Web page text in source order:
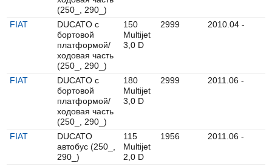
(250_, 290_)
FIAT
DUCATO c
бортовой
платформой/
ходовая часть
(250_, 290_)
150
Multijet
3,0 D
2999 2010.04 -
FIAT
DUCATO c
бортовой
платформой/
ходовая часть
(250_, 290_)
180
Multijet
3,0 D
2999 2011.06 -
FIAT
DUCATO
автобус (250_,
290_)
115
Multijet
2,0 D
1956 2011.06 -